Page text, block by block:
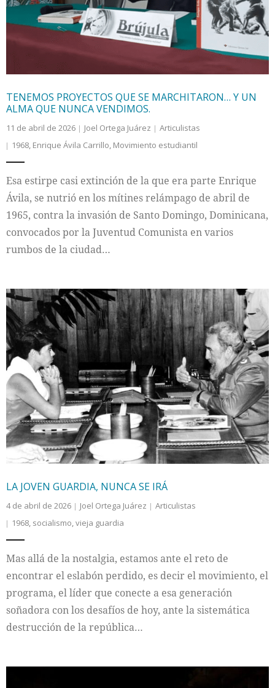
TENEMOS PROYECTOS QUE SE MARCHITARON… Y UN
ALMA QUE NUNCA VENDIMOS.
11 de abril de 2026 Joel Ortega Juárez
Articulistas
1968, Enrique Ávila Carrillo, Movimiento estudiantil
Esa estirpe casi extinción de la que era parte Enrique
Ávila, se nutrió en los mítines relámpago de abril de
1965, contra la invasión de Santo Domingo, Dominicana,
convocados por la Juventud Comunista en varios
rumbos de la ciudad…
LA JOVEN GUARDIA, NUNCA SE IRÁ
4 de abril de 2026 Joel Ortega Juárez
Articulistas
1968, socialismo,vieja guardia
Mas allá de la nostalgia, estamos ante el reto de
encontrar el eslabón perdido, es decir el movimiento, el
programa, el líder que conecte a esa generación
soñadora con los desafíos de hoy, ante la sistemática
destrucción de la república…